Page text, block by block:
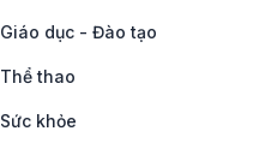
Giáo dục - Đào tạo
Thể thao
Sức khỏe